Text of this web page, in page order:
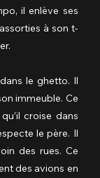
il enlève ses
à son t-
le ghetto. Il
immeuble. Ce
croise dans
le père. Il
des rues. Ce
des avions en